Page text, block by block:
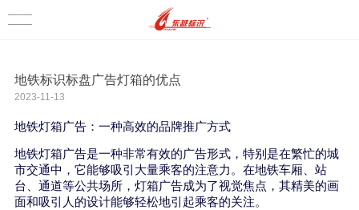
地铁标识标盘广告灯箱的优点
2023-11-13
地铁灯箱广告：一种高效的品牌推广方式
地铁灯箱广告是一种非常有效的广告形式，特别是在繁忙的城
市交通中，它能够吸引大量乘客的注意力。在地铁车厢、站
台、通道等公共场所，灯箱广告成为了视觉焦点，其精美的画
面和吸引人的设计能够轻松地引起乘客的关注。